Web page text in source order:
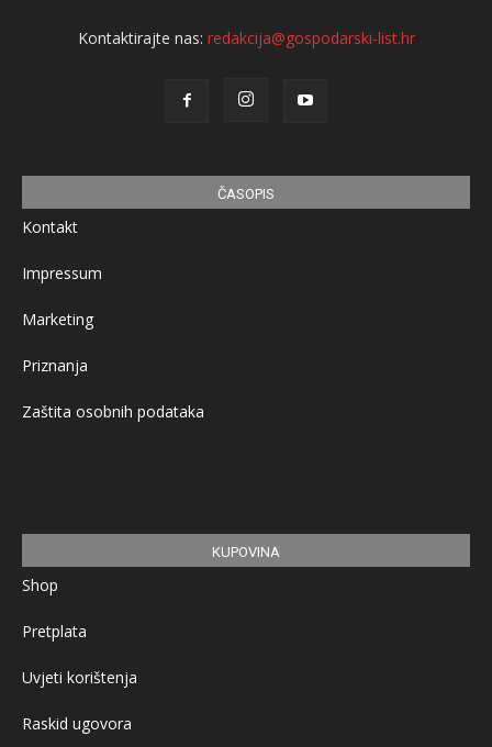
Kontaktirajte nas: redakcija@gospodarski-list.hr
ČASOPIS
Kontakt
Impressum
Marketing
Priznanja
Zaštita osobnih podataka
KUPOVINA
Shop
Pretplata
Uvjeti korištenja
Raskid ugovora